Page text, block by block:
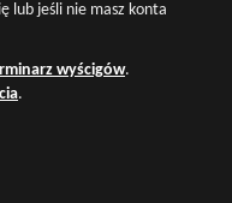
lub jeśli nie masz konta
wyścigów.
.